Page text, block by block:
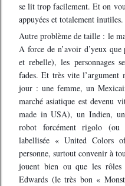
se lit trop facilement. Et on
appuyées et totalement inutiles.
Autre problème de taille : le
A force de n’avoir d’yeux
et rebelle), les personnages
fades. Et très vite l’argument
jour : une femme, un
marché asiatique est devenu
made in USA), un Indien,
robot forcément rigolo
labellisée « United Colors
personne, surtout convenir à
jouent bien ou que les rôles
Edwards (le très bon «